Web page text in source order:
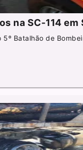
na SC-114 em
Batalhão de